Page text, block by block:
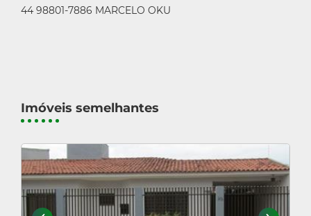
44 98801-7886 MARCELO OKU
Imóveis semelhantes